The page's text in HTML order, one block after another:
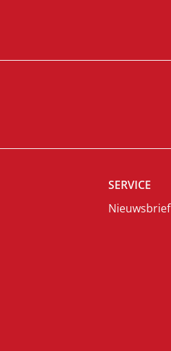
SERVICE
Nieuwsbrief